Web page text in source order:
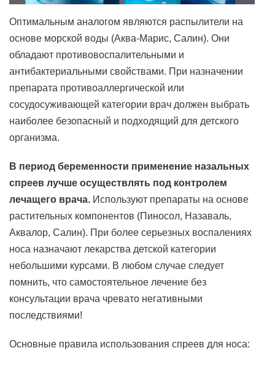
Оптимальным аналогом являются распылители на
основе морской воды (Аква-Марис, Салин). Они
обладают противовоспалительными и
антибактериальными свойствами. При назначении
препарата противоаллергической или
сосудосуживающей категории врач должен выбрать
наиболее безопасный и подходящий для детского
организма.
В период беременности применение назальных
спреев лучше осуществлять под контролем
лечащего врача. Используют препараты на основе
растительных компонентов (Пиносол, Назаваль,
Аквалор, Салин). При более серьезных воспалениях
носа назначают лекарства детской категории
небольшими курсами. В любом случае следует
помнить, что самостоятельное лечение без
консультации врача чревато негативными
последствиями!
Основные правила использования спреев для носа: